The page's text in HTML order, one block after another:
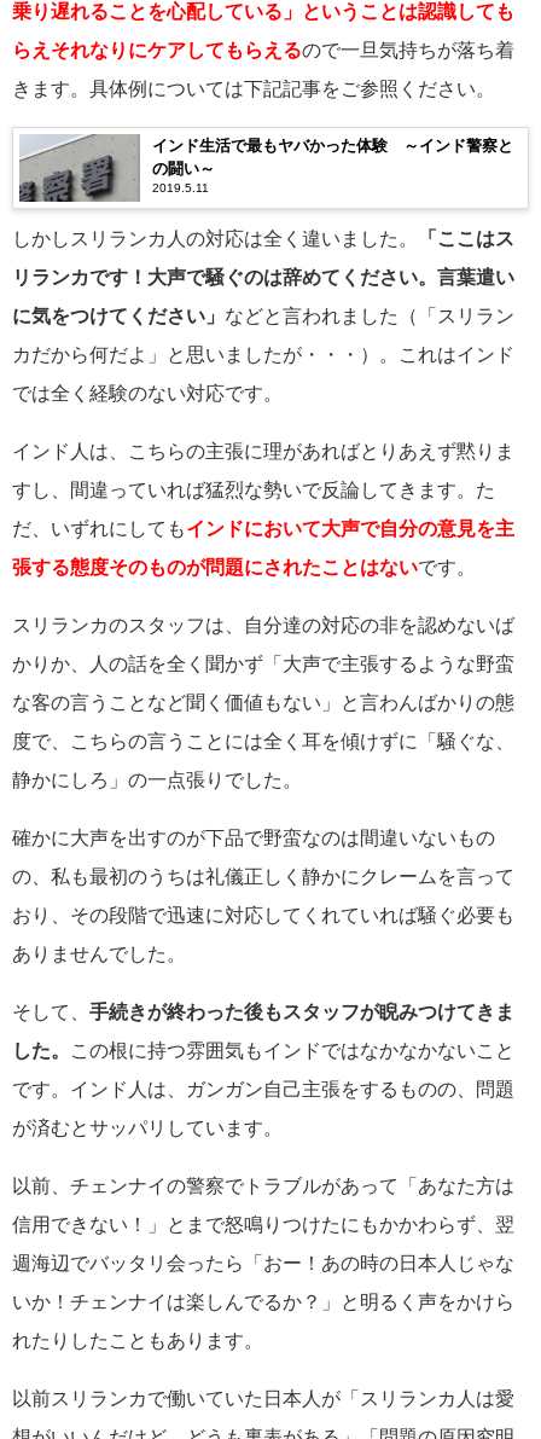
乗り遅れることを心配している」ということは認識しても
らえそれなりにケアしてもらえるので一旦気持ちが落ち着
きます。具体例については下記記事をご参照ください。
インド生活で最もヤバかった体験 ～インド警察と
の闘い～
2019.5.11
しかしスリランカ人の対応は全く違いました。
「ここはス
リランカです！大声で騒ぐのは辞めてください。言葉遣い
に気をつけてください」 などと言われました（「スリラン
カだから何だよ」と思いましたが・・・）。これはインド
では全く経験のない対応です。
インド人は、こちらの主張に理があればとりあえず黙りま
すし、間違っていれば猛烈な勢いで反論してきます。た
だ、いずれにしてもインドにおいて大声で自分の意見を主
張する態度そのものが問題にされたことはないです。
スリランカのスタッフは、自分達の対応の非を認めないば
かりか、人の話を全く聞かず「大声で主張するような野蛮
な客の言うことなど聞く価値もない」と言わんばかりの態
度で、こちらの言うことには全く耳を傾けずに「騒ぐな、
静かにしろ」の一点張りでした。
確かに大声を出すのが下品で野蛮なのは間違いないもの
の、私も最初のうちは礼儀正しく静かにクレームを言って
おり、その段階で迅速に対応してくれていれば騒ぐ必要も
ありませんでした。
そして、 手続きが終わった後もスタッフが睨みつけてきま
した。
この根に持つ雰囲気もインドではなかなかないこと
です。インド人は、ガンガン自己主張をするものの、問題
が済むとサッパリしています。
以前、チェンナイの警察でトラブルがあって「あなた方は
信用できない！」とまで怒鳴りつけたにもかかわらず、翌
週海辺でバッタリ会ったら「おー！あの時の日本人じゃな
いか！チェンナイは楽しんでるか？」と明るく声をかけら
れたりしたこともあります。
以前スリランカで働いていた日本人が「スリランカ人は愛